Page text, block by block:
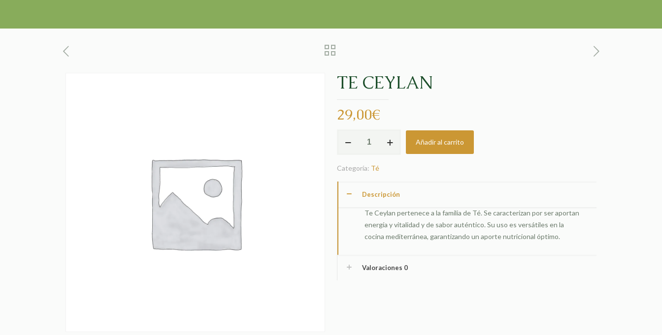
TE CEYLAN
29,00€
Añadir al carrito
Categoría: Té
Descripción
Te Ceylan pertenece a la familia de Té. Se caracterizan por ser aportan
energía y vitalidad y de sabor auténtico. Su uso es versátiles en la
cocina mediterránea, garantizando un aporte nutricional óptimo.
Valoraciones 0